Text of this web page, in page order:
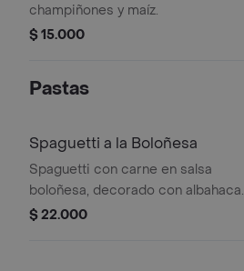
champiñones y maíz.
$ 15.000
Pastas
Spaguetti a la Boloñesa
Spaguetti con carne en salsa
boloñesa, decorado con albahaca.
$ 22.000